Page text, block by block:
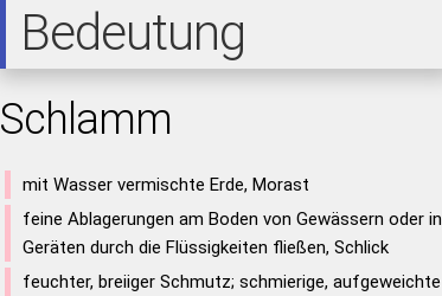
Bedeutung
Schlamm
mit Wasser vermischte Erde, Morast
feine Ablagerungen am Boden von Gewässern oder in
Geräten durch die Flüssigkeiten fließen, Schlick
feuchter, breiiger Schmutz; schmierige, aufgeweichte